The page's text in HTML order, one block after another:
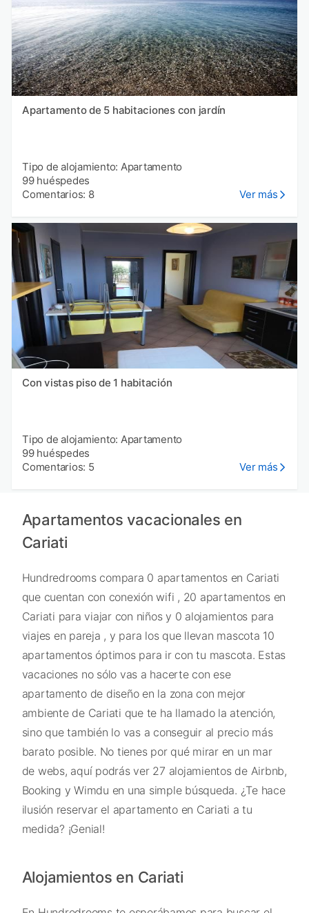
Apartamento de 5 habitaciones con jardín
Tipo de alojamiento: Apartamento
99 huéspedes
Comentarios: 8
Ver más
Con vistas piso de 1 habitación
Tipo de alojamiento: Apartamento
99 huéspedes
Comentarios: 5
Ver más
Apartamentos vacacionales en
Cariati
Hundredrooms compara 0 apartamentos en Cariati
que cuentan con conexión wifi , 20 apartamentos en
Cariati para viajar con niños y 0 alojamientos para
viajes en pareja , y para los que llevan mascota 10
apartamentos óptimos para ir con tu mascota. Estas
vacaciones no sólo vas a hacerte con ese
apartamento de diseño en la zona con mejor
ambiente de Cariati que te ha llamado la atención,
sino que también lo vas a conseguir al precio más
barato posible. No tienes por qué mirar en un mar
de webs, aquí podrás ver 27 alojamientos de Airbnb,
Booking y Wimdu en una simple búsqueda. ¿Te hace
ilusión reservar el apartamento en Cariati a tu
medida? ¡Genial!
Alojamientos en Cariati